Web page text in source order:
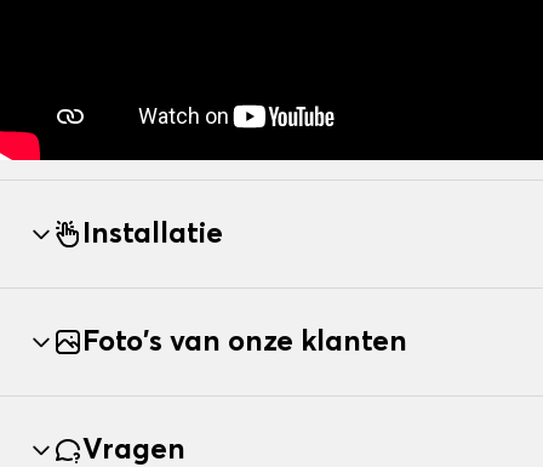
Installatie
Foto's van onze klanten
Vragen